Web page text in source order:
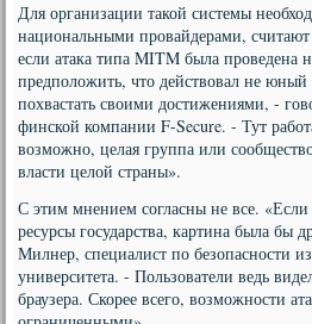
Для организации такой системы
национальными провайдерами,
если атака типа MITM была проведена
предположить, что действовал не
похвастать своими достижениями, -
финской компании F-Secure. - Тут
возможно, целая группа или
власти целой страны».
С этим мнением согласны не все.
ресурсы государства, картина была бы
Милнер, специалист по безопасности
университета. - Пользователи ведь
браузера. Скорее всего, возможности